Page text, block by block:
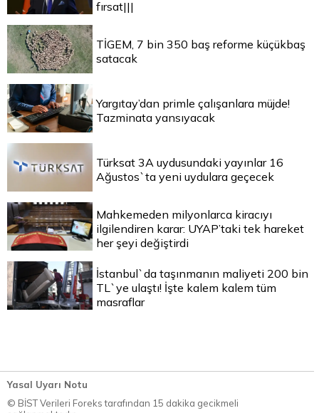
fırsat|||
TİGEM, 7 bin 350 baş reforme küçükbaş
satacak
Yargıtay’dan primle çalışanlara müjde!
Tazminata yansıyacak
Türksat 3A uydusundaki yayınlar 16
Ağustos`ta yeni uydulara geçecek
Mahkemeden milyonlarca kiracıyı
ilgilendiren karar: UYAP’taki tek hareket
her şeyi değiştirdi
İstanbul`da taşınmanın maliyeti 200 bin
TL`ye ulaştı! İşte kalem kalem tüm
masraflar
Yasal Uyarı Notu
© BİST Verileri Foreks tarafından 15 dakika gecikmeli